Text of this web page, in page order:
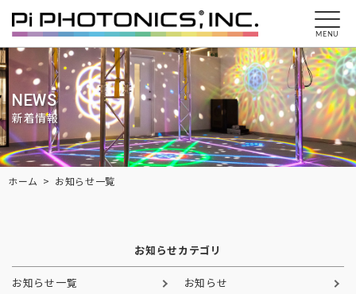
MENU
NEWS
新着情報
Breadcrumbs
ホーム お知らせ一覧
お知らせカテゴリ
お知らせ一覧 お知らせ